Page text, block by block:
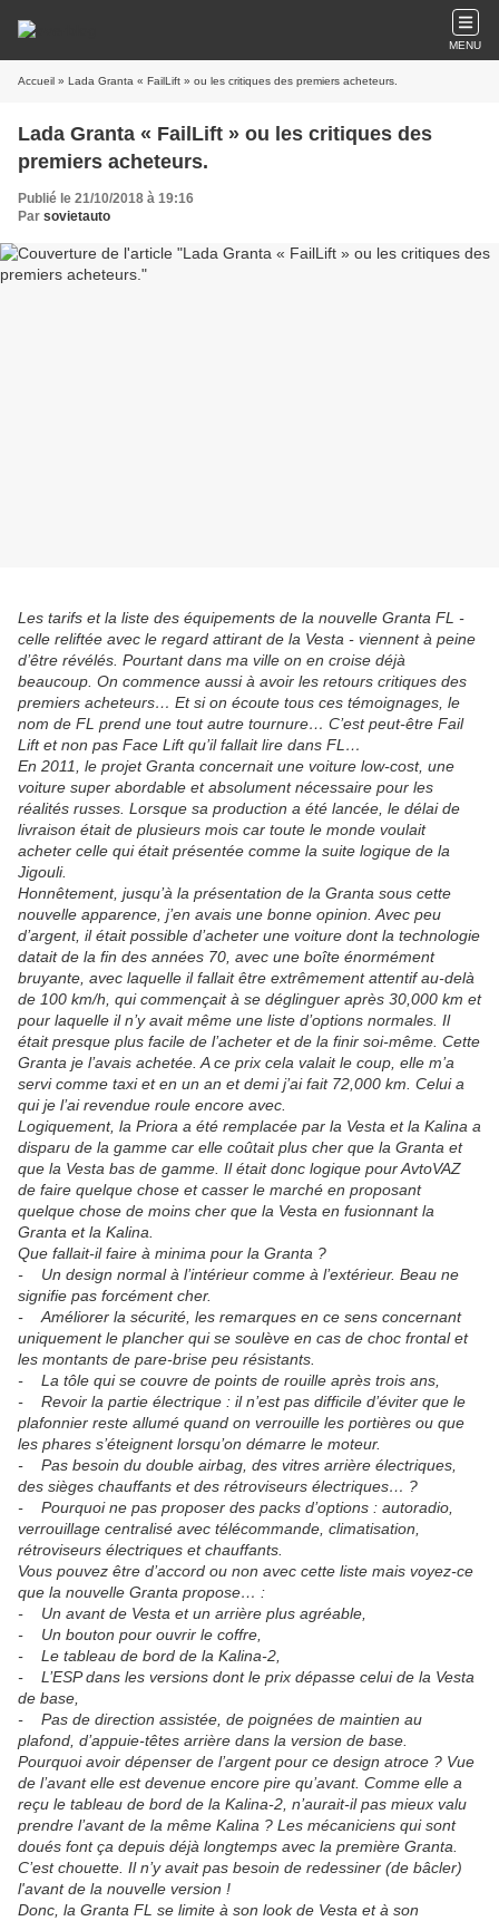
MENU
Accueil » Lada Granta « FailLift » ou les critiques des premiers acheteurs.
Lada Granta « FailLift » ou les critiques des
premiers acheteurs.
Publié le 21/10/2018 à 19:16
Par sovietauto
Les tarifs et la liste des équipements de la nouvelle Granta FL -
celle reliftée avec le regard attirant de la Vesta - viennent à peine
d’être révélés. Pourtant dans ma ville on en croise déjà
beaucoup. On commence aussi à avoir les retours critiques des
premiers acheteurs… Et si on écoute tous ces témoignages, le
nom de FL prend une tout autre tournure… C’est peut-être Fail
Lift et non pas Face Lift qu’il fallait lire dans FL…
En 2011, le projet Granta concernait une voiture low-cost, une
voiture super abordable et absolument nécessaire pour les
réalités russes. Lorsque sa production a été lancée, le délai de
livraison était de plusieurs mois car toute le monde voulait
acheter celle qui était présentée comme la suite logique de la
Jigouli.
Honnêtement, jusqu’à la présentation de la Granta sous cette
nouvelle apparence, j’en avais une bonne opinion. Avec peu
d’argent, il était possible d’acheter une voiture dont la technologie
datait de la fin des années 70, avec une boîte énormément
bruyante, avec laquelle il fallait être extrêmement attentif au-delà
de 100 km/h, qui commençait à se déglinguer après 30,000 km et
pour laquelle il n’y avait même une liste d’options normales. Il
était presque plus facile de l’acheter et de la finir soi-même. Cette
Granta je l’avais achetée. A ce prix cela valait le coup, elle m’a
servi comme taxi et en un an et demi j’ai fait 72,000 km. Celui a
qui je l’ai revendue roule encore avec.
Logiquement, la Priora a été remplacée par la Vesta et la Kalina a
disparu de la gamme car elle coûtait plus cher que la Granta et
que la Vesta bas de gamme. Il était donc logique pour AvtoVAZ
de faire quelque chose et casser le marché en proposant
quelque chose de moins cher que la Vesta en fusionnant la
Granta et la Kalina.
Que fallait-il faire à minima pour la Granta ?
- Un design normal à l’intérieur comme à l’extérieur. Beau ne
signifie pas forcément cher.
- Améliorer la sécurité, les remarques en ce sens concernant
uniquement le plancher qui se soulève en cas de choc frontal et
les montants de pare-brise peu résistants.
- La tôle qui se couvre de points de rouille après trois ans,
- Revoir la partie électrique : il n’est pas difficile d’éviter que le
plafonnier reste allumé quand on verrouille les portières ou que
les phares s’éteignent lorsqu’on démarre le moteur.
- Pas besoin du double airbag, des vitres arrière électriques,
des sièges chauffants et des rétroviseurs électriques… ?
- Pourquoi ne pas proposer des packs d’options : autoradio,
verrouillage centralisé avec télécommande, climatisation,
rétroviseurs électriques et chauffants.
Vous pouvez être d’accord ou non avec cette liste mais voyez-ce
que la nouvelle Granta propose… :
- Un avant de Vesta et un arrière plus agréable,
- Un bouton pour ouvrir le coffre,
- Le tableau de bord de la Kalina-2,
- L’ESP dans les versions dont le prix dépasse celui de la Vesta
de base,
- Pas de direction assistée, de poignées de maintien au
plafond, d’appuie-têtes arrière dans la version de base.
Pourquoi avoir dépenser de l’argent pour ce design atroce ? Vue
de l’avant elle est devenue encore pire qu’avant. Comme elle a
reçu le tableau de bord de la Kalina-2, n’aurait-il pas mieux valu
prendre l’avant de la même Kalina ? Les mécaniciens qui sont
doués font ça depuis déjà longtemps avec la première Granta.
C’est chouette. Il n’y avait pas besoin de redessiner (de bâcler)
l'avant de la nouvelle version !
Donc, la Granta FL se limite à son look de Vesta et à son